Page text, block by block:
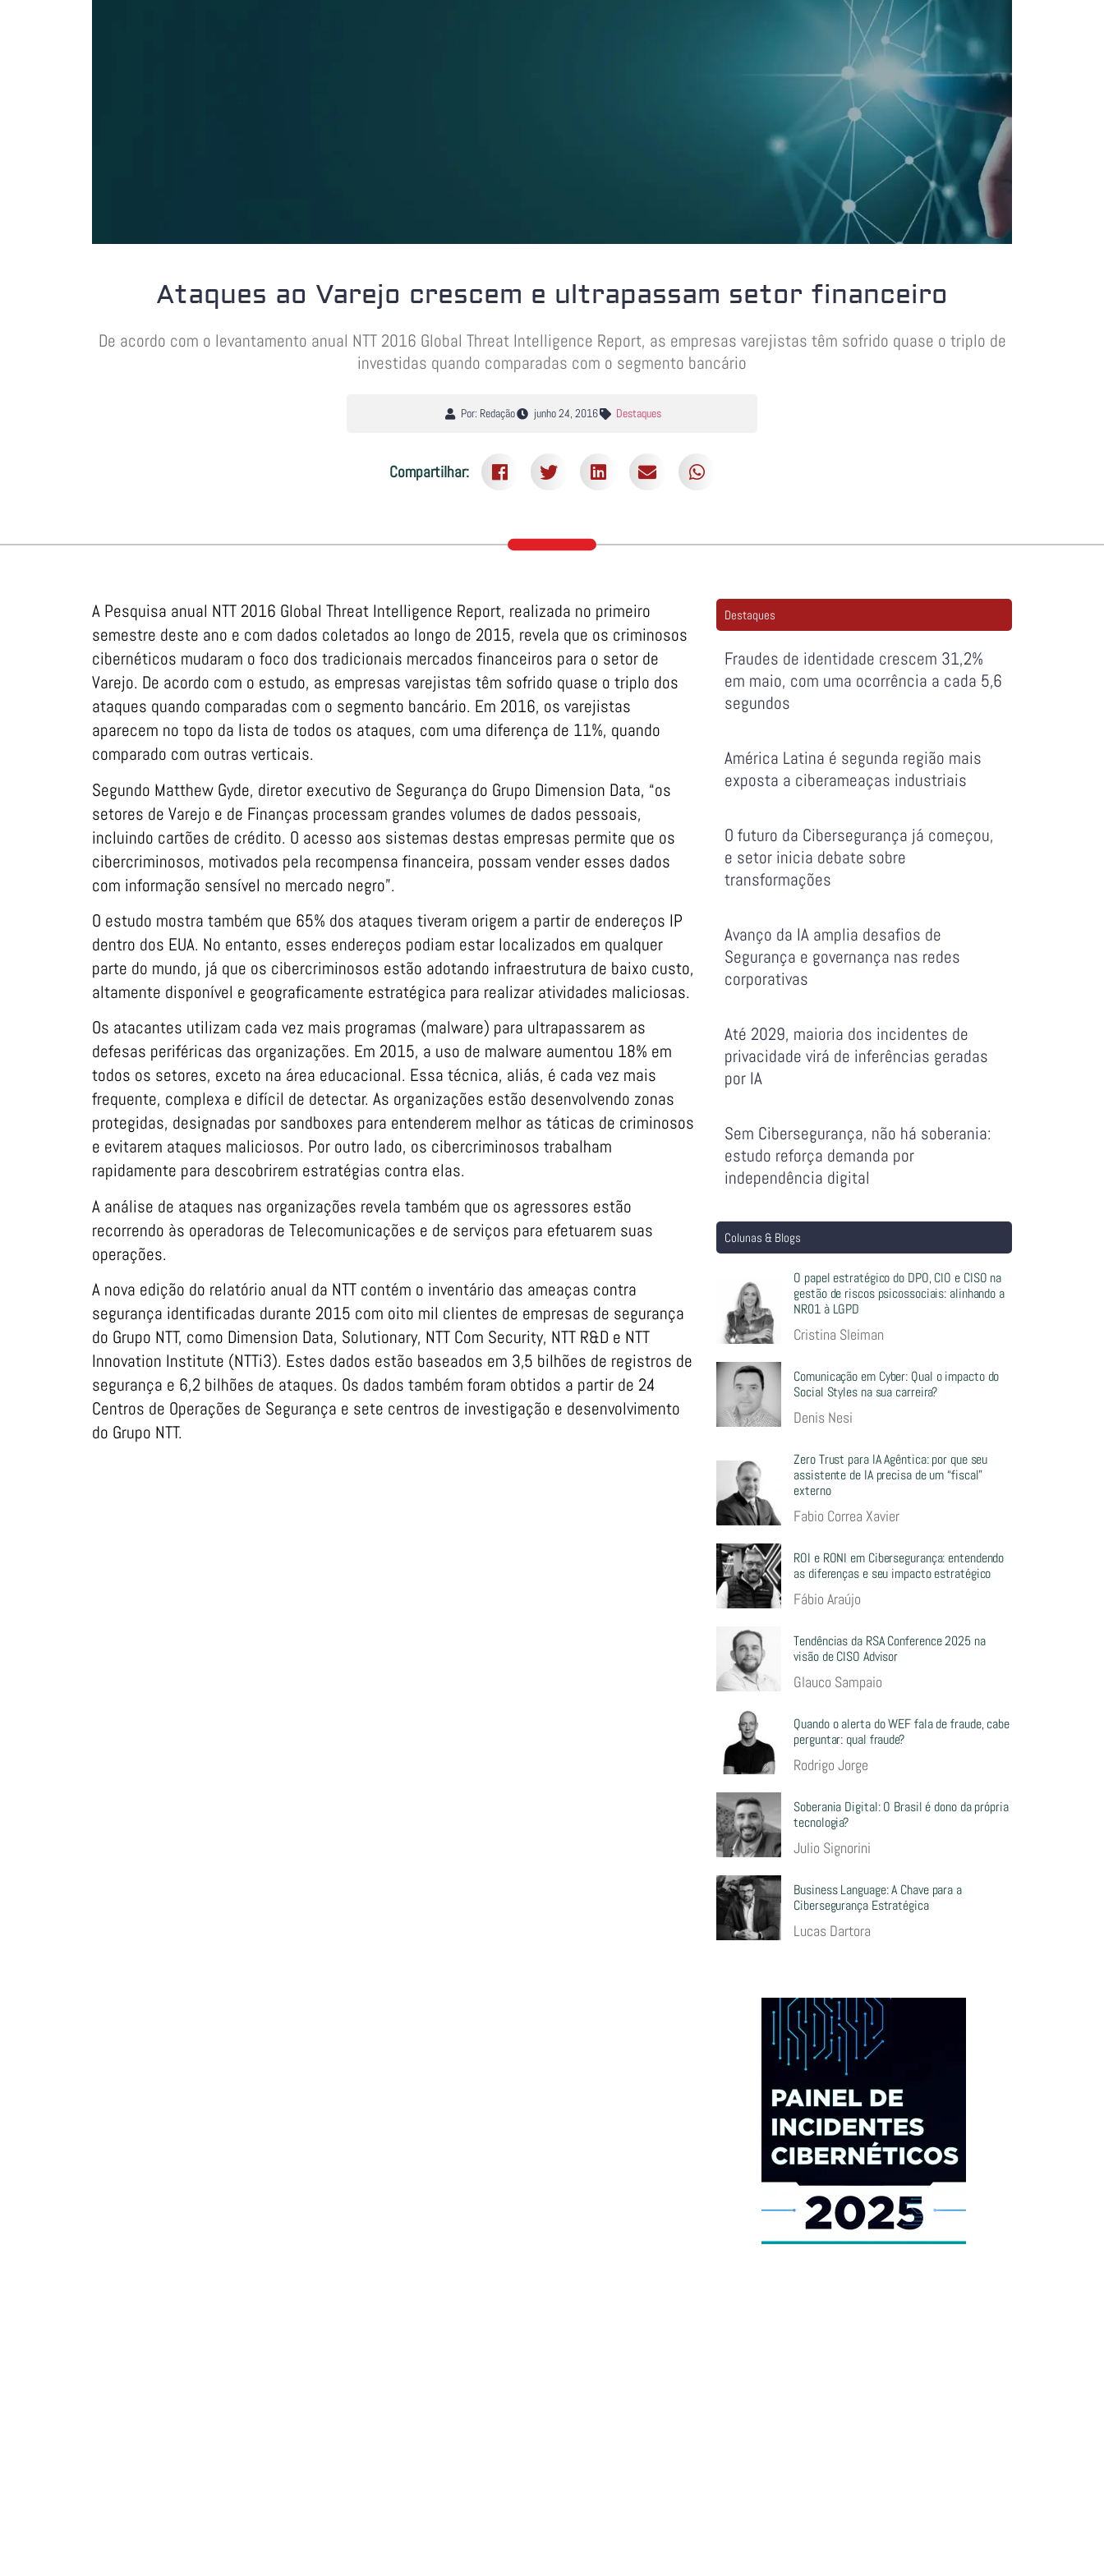
Ataques ao Varejo crescem e ultrapassam setor financeiro
De acordo com o levantamento anual NTT 2016 Global Threat Intelligence Report, as empresas varejistas têm sofrido quase o triplo de
investidas quando comparadas com o segmento bancário
Por: Redação junho 24, 2016 Destaques
Compartilhar:
A Pesquisa anual NTT 2016 Global Threat Intelligence Report, realizada no primeiro
semestre deste ano e com dados coletados ao longo de 2015, revela que os criminosos
cibernéticos mudaram o foco dos tradicionais mercados financeiros para o setor de
Varejo. De acordo com o estudo, as empresas varejistas têm sofrido quase o triplo dos
ataques quando comparadas com o segmento bancário. Em 2016, os varejistas
aparecem no topo da lista de todos os ataques, com uma diferença de 11%, quando
comparado com outras verticais.
Segundo Matthew Gyde, diretor executivo de Segurança do Grupo Dimension Data, “os
setores de Varejo e de Finanças processam grandes volumes de dados pessoais,
incluindo cartões de crédito. O acesso aos sistemas destas empresas permite que os
cibercriminosos, motivados pela recompensa financeira, possam vender esses dados
com informação sensível no mercado negro”.
O estudo mostra também que 65% dos ataques tiveram origem a partir de endereços IP
dentro dos EUA. No entanto, esses endereços podiam estar localizados em qualquer
parte do mundo, já que os cibercriminosos estão adotando infraestrutura de baixo custo,
altamente disponível e geograficamente estratégica para realizar atividades maliciosas.
Os atacantes utilizam cada vez mais programas (malware) para ultrapassarem as
defesas periféricas das organizações. Em 2015, a uso de malware aumentou 18% em
todos os setores, exceto na área educacional. Essa técnica, aliás, é cada vez mais
frequente, complexa e difícil de detectar. As organizações estão desenvolvendo zonas
protegidas, designadas por sandboxes para entenderem melhor as táticas de criminosos
e evitarem ataques maliciosos. Por outro lado, os cibercriminosos trabalham
rapidamente para descobrirem estratégias contra elas.
A análise de ataques nas organizações revela também que os agressores estão
recorrendo às operadoras de Telecomunicações e de serviços para efetuarem suas
operações.
A nova edição do relatório anual da NTT contém o inventário das ameaças contra
segurança identificadas durante 2015 com oito mil clientes de empresas de segurança
do Grupo NTT, como Dimension Data, Solutionary, NTT Com Security, NTT R&D e NTT
Innovation Institute (NTTi3). Estes dados estão baseados em 3,5 bilhões de registros de
segurança e 6,2 bilhões de ataques. Os dados também foram obtidos a partir de 24
Centros de Operações de Segurança e sete centros de investigação e desenvolvimento
do Grupo NTT.
Destaques
Fraudes de identidade crescem 31,2%
em maio, com uma ocorrência a cada 5,6
segundos
América Latina é segunda região mais
exposta a ciberameaças industriais
O futuro da Cibersegurança já começou,
e setor inicia debate sobre
transformações
Avanço da IA amplia desafios de
Segurança e governança nas redes
corporativas
Até 2029, maioria dos incidentes de
privacidade virá de inferências geradas
por IA
Sem Cibersegurança, não há soberania:
estudo reforça demanda por
independência digital
Colunas & Blogs
O papel estratégico do DPO, CIO e CISO na
gestão de riscos psicossociais: alinhando a
NR01 à LGPD
Cristina Sleiman
Comunicação em Cyber: Qual o impacto do
Social Styles na sua carreira?
Denis Nesi
Zero Trust para IA Agêntica: por que seu
assistente de IA precisa de um “fiscal”
externo
Fabio Correa Xavier
ROI e RONI em Cibersegurança: entendendo
as diferenças e seu impacto estratégico
Fábio Araújo
Tendências da RSA Conference 2025 na
visão de CISO Advisor
Glauco Sampaio
Quando o alerta do WEF fala de fraude, cabe
perguntar: qual fraude?
Rodrigo Jorge
Soberania Digital: O Brasil é dono da própria
tecnologia?
Julio Signorini
Business Language: A Chave para a
Cibersegurança Estratégica
Lucas Dartora